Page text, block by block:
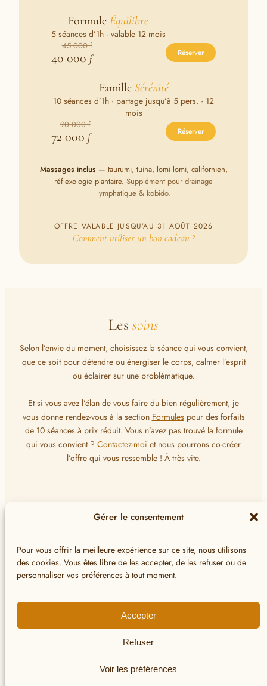
Gérer le consentement
Pour vous offrir la meilleure expérience sur ce site, nous utilisons
des cookies. Vous êtes libre de les accepter, de les refuser ou de
personnaliser vos préférences à tout moment.
Accepter
Refuser
Voir les préférences
FormuleÉquilibre
5 séances d’1h · valable 12 mois
45 000 f
40 000 f
Réserver
Famille Sérénité
10 séances d’1h · partage jusqu’à 5 pers. · 12
mois
90 000 f
72 000 f
Réserver
Massages inclus — taurumi, tuina, lomi lomi, californien,
réflexologie plantaire. Supplément pour drainage
lymphatique & kobido.
OFFRE VALABLE JUSQU’AU 31 AOÛT 2026
Comment utiliser un bon cadeau ?
Les soins
Selon l’envie du moment, choisissez la séance qui vous convient,
que ce soit pour détendre ou énergiser le corps, calmer l’esprit
ou éclairer sur une problématique.
Et si vous avez l’élan de vous faire du bien régulièrement, je
vous donne rendez-vous à la section Formulespour des forfaits
de 10 séances à prix réduit. Vous n’avez pas trouvé la formule
qui vous convient ? Contactez-moi et nous pourrons co-créer
l’offre qui vous ressemble ! À très vite.
Massages du Monde
Massage Tuina
Massage traditionnel énergétique chinois.
Massage Taurumi
Massage profond avec décontraction musculaire intense.
✦ Duo disponible
Soins Signature
4 soins · 13 000 f · 1h30
Personnalisé selon vos besoins du moment.
Rituel Tahitien
1 rituel · 25 000 f · 2h30
Drainages Lymphatiques